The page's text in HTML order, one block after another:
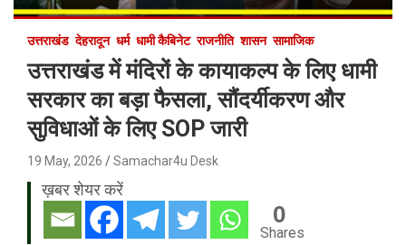
उत्तराखंड देहरादून धर्म धामी कैबिनेट राजनीति शासन सामाजिक
उत्तराखंड में मंदिरों के कायाकल्प के लिए धामी
सरकार का बड़ा फैसला, सौंदर्यीकरण और
सुविधाओं के लिए SOP जारी
19 May, 2026 Samachar4u Desk
ख़बर शेयर करें
0
Shares